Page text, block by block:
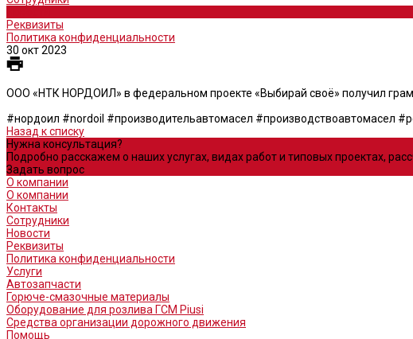
Реквизиты
Политика конфиденциальности
30 окт 2023
ООО «НТК НОРДОИЛ» в федеральном проекте «Выбирай своё» получил
#нордоил #nordoil #производительавтомасел #производствоавтомасел
Назад к списку
Нужна консультация?
Подробно расскажем о наших услугах, видах работ и типовых проектах,
Задать вопрос
О компании
О компании
Контакты
Сотрудники
Новости
Реквизиты
Политика конфиденциальности
Услуги
Автозапчасти
Горюче-смазочные материалы
Оборудование для розлива ГСМ Piusi
Средства организации дорожного движения
Помощь